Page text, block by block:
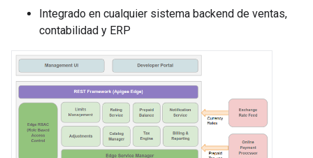
Integrado en cualquier sistema backend de ventas,
contabilidad y ERP